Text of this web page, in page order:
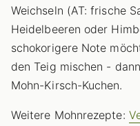
Weichseln (AT: frische
Heidelbeeren oder
schokorigere Note
den Teig mischen -
Mohn-Kirsch-Kuchen.
Weitere Mohnrezepte: